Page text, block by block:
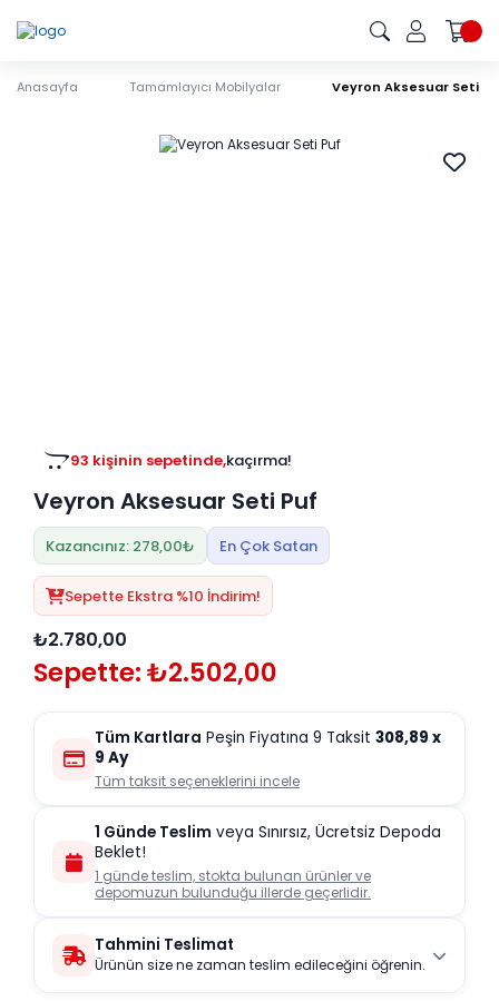
Anasayfa Tamamlayıcı Mobilyalar Veyron Aksesuar Seti
93 kişinin sepetinde,kaçırma!
Veyron Aksesuar Seti Puf
Kazancınız: 278,00₺ En Çok Satan
Sepette Ekstra %10 İndirim!
₺2.780,00
Sepette: ₺2.502,00
Tüm Kartlara Peşin Fiyatına 9 Taksit 308,89 x
9 Ay
Tüm taksit seçeneklerini incele
1 Günde Teslim veya Sınırsız, Ücretsiz Depoda
Beklet!
1 günde teslim, stokta bulunan ürünler ve
depomuzun bulunduğu illerde geçerlidir.
Tahmini Teslimat
Ürünün size ne zaman teslim edileceğini öğrenin.